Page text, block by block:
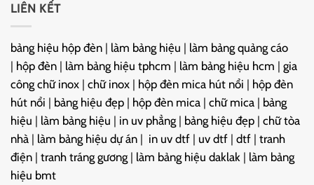
LIÊN KẾT
bảng hiệu hộp đèn | làm bảng hiệu | làm bảng quảng cáo
| hộp đèn | làm bảng hiệu tphcm | làm bảng hiệu hcm | gia
công chữ inox | chữ inox | hộp đèn mica hút nổi | hộp đèn
hút nổi | bảng hiệu đẹp | hộp đèn mica | chữ mica | bảng
hiệu | làm bảng hiệu | in uv phẳng | bảng hiệu đẹp | chữ tòa
nhà | làm bảng hiệu dự án | in uv dtf | uv dtf | dtf | tranh
điện | tranh tráng gương | làm bảng hiệu daklak | làm bảng
hiệu bmt